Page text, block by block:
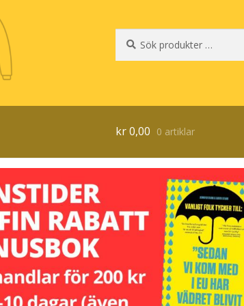
efter:
kr0,00 0 artiklar